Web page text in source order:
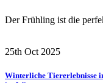
Der Frühling ist die
25th Oct 2025
Winterliche Tiererlebnisse